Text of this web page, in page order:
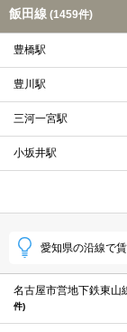
飯田線 (1459件)
豊橋駅
豊川駅
三河一宮駅
小坂井駅
愛知県の沿線で
名古屋市営地下鉄東山
件)